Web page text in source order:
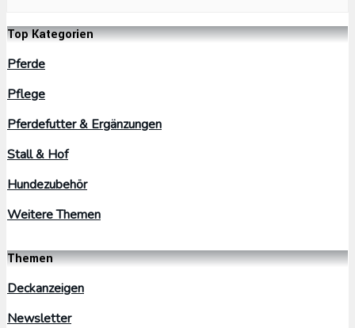
Top Kategorien
Pferde
Pflege
Pferdefutter & Ergänzungen
Stall & Hof
Hundezubehör
Weitere Themen
Themen
Deckanzeigen
Newsletter